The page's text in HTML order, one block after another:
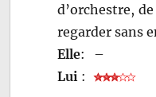
d’orchestre,
regarder sans
Elle:
–
Lui :